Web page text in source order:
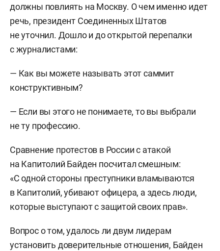
должны повлиять на Москву. О чем именно идет
речь, президент Соединенных Штатов
не уточнил. Дошло и до открытой перепалки
с журналистами:
— Как вы можете называть этот саммит
конструктивным?
— Если вы этого не понимаете, то вы выбрали
не ту профессию.
Сравнение протестов в России с атакой
на Капитолий Байден посчитал смешным:
«С одной стороны преступники вламываются
в Капитолий, убивают офицера, а здесь люди,
которые выступают с защитой своих прав».
Вопрос о том, удалось ли двум лидерам
установить доверительные отношения, Байден